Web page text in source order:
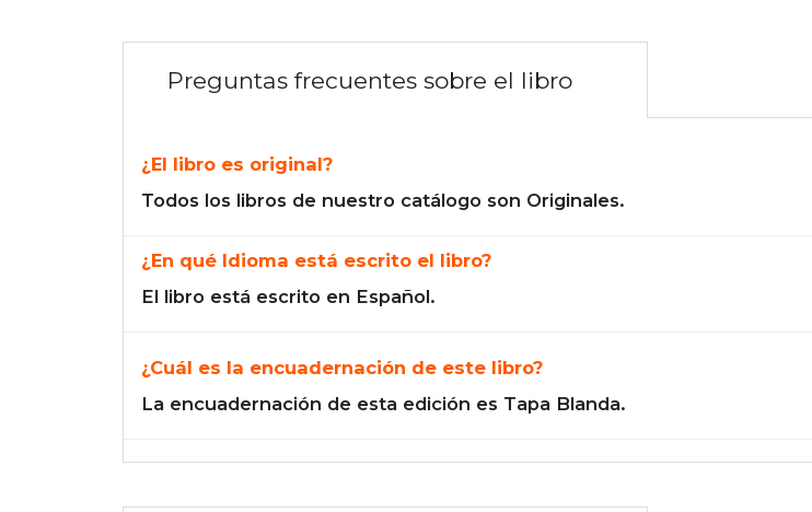
Preguntas frecuentes sobre el libro
¿El libro es original?
Todos los libros de nuestro catálogo son Originales.
¿En qué Idioma está escrito el libro?
El libro está escrito en Español.
¿Cuál es la encuadernación de este libro?
La encuadernación de esta edición es Tapa Blanda.